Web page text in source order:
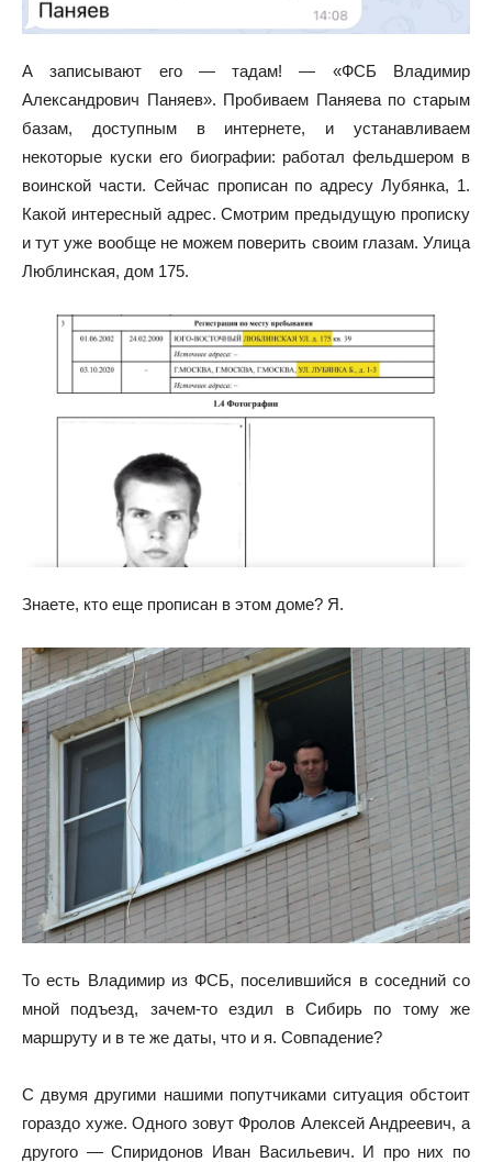
А записывают его — тадам! — «ФСБ Владимир
Александрович Паняев». Пробиваем Паняева по старым
базам, доступным в интернете, и устанавливаем
некоторые куски его биографии: работал фельдшером в
воинской части. Сейчас прописан по адресу Лубянка, 1.
Какой интересный адрес. Смотрим предыдущую прописку
и тут уже вообще не можем поверить своим глазам. Улица
Люблинская, дом 175.
Знаете, кто еще прописан в этом доме? Я.
То есть Владимир из ФСБ, поселившийся в соседний со
мной подъезд, зачем-то ездил в Сибирь по тому же
маршруту и в те же даты, что и я. Совпадение?
С двумя другими нашими попутчиками ситуация обстоит
гораздо хуже. Одного зовут Фролов Алексей Андреевич, а
другого — Спиридонов Иван Васильевич. И про них по